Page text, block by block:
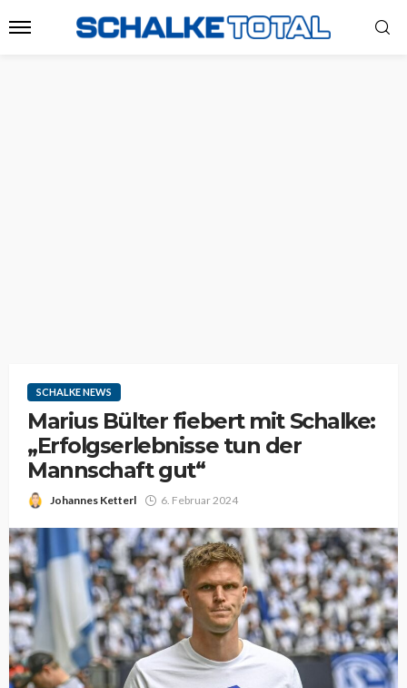
SCHALKE NEWS
Marius Bülter fiebert mit Schalke:
„Erfolgserlebnisse tun der
Mannschaft gut“
Johannes Ketterl 6. Februar 2024